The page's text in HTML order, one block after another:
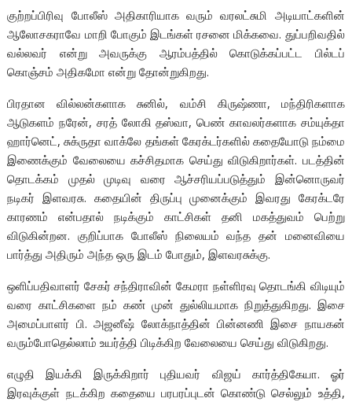
குற்றப்பிரிவு போலீஸ் அதிகாரியாக வரும் வரலட்சுமி அடியாட்களின்
ஆலோசகராவே மாறி போகும் இடங்கள் ரசனை மிக்கவை. துப்பறிவதில்
வல்லவர் என்று அவருக்கு ஆரம்பத்தில் கொடுக்கப்பட்ட பில்டப்
கொஞ்சம் அதிகமோ என்று தோன்றுகிறது.
பிரதான வில்லன்களாக சுனில், வம்சி கிருஷ்ணா, மந்திரிகளாக
ஆடுகளம் நரேன், சரத் லோகி தஸ்வா, பெண் காவலர்களாக சம்யுக்தா
ஹார்னெட், சுக்ருதா வாக்லே தங்கள் கேரக்டர்களில் கதையோடு நம்மை
இணைக்கும் வேலையை கச்சிதமாக செய்து விடுகிறார்கள். படத்தின்
தொடக்கம் முதல் முடிவு வரை ஆச்சரியப்படுத்தும் இன்னொருவர்
நடிகர் இளவரசு. கதையின் திருப்பு முனைக்கும் இவரது கேரக்டரே
காரணம் என்பதால் நடிக்கும் காட்சிகள் தனி மகத்துவம் பெற்று
விடுகின்றன. குறிப்பாக போலீஸ் நிலையம் வந்த தன் மனைவியை
பார்த்து அதிரும் அந்த ஒரு இடம் போதும், இளவரசுக்கு.
ஒளிப்பதிவாளர் சேகர் சந்திராவின் கேமரா நள்ளிரவு தொடங்கி விடியும்
வரை காட்சிகளை நம் கண் முன் துல்லியமாக நிறுத்துகிறது. இசை
அமைப்பாளர் பி. அஜனீஷ் லோக்நாத்தின் பின்னணி இசை நாயகன்
வரும்போதெல்லாம் உயர்த்தி பிடிக்கிற வேலையை செய்து விடுகிறது.
எழுதி இயக்கி இருக்கிறார் புதியவர் விஜய் கார்த்திகேயா. ஓர்
இரவுக்குள் நடக்கிற கதையை பரபரப்புடன் கொண்டு செல்லும் உத்தி,